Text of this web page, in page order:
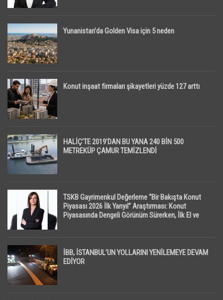
Yunanistan’da Golden Visa için 5 neden
Konut inşaat firmaları şikayetleri yüzde 127 arttı
HALİÇ’TE 2019’DAN BU YANA 240 BİN 500
METREKÜP ÇAMUR TEMİZLENDİ
TSKB Gayrimenkul Değerleme “Bir Bakışta Konut
Piyasası 2026 İlk Yarıyıl” Araştırması: Konut
Piyasasında Dengeli Görünüm Sürerken, İlk El ve
İBB, İSTANBUL’UN YOLLARINI YENİLEMEYE DEVAM
EDİYOR